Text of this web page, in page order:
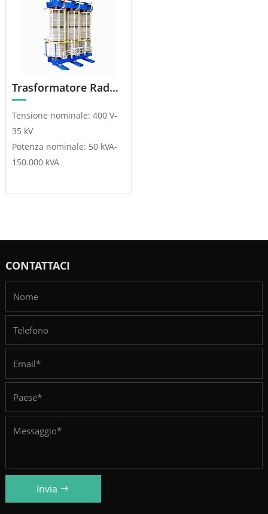
Trasformatore Raddrizzatore a Sfasamento Multiavvolgimento
Tensione nominale: 400 V-
35 kV
Potenza nominale: 50 kVA-
150.000 kVA
CONTATTACI
Invia